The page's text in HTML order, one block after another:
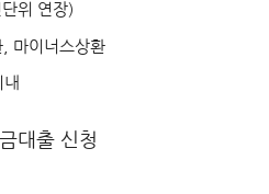
위 연장)
마이너스상환